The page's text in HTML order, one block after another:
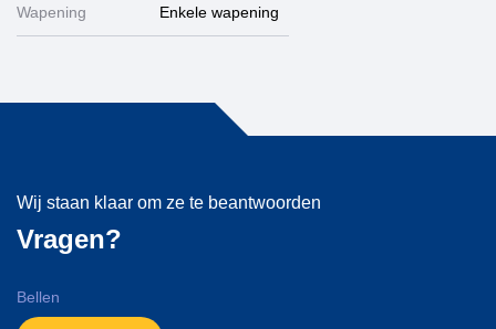
Wapening Enkele wapening
Wij staan klaar om ze te beantwoorden
Vragen?
Bellen